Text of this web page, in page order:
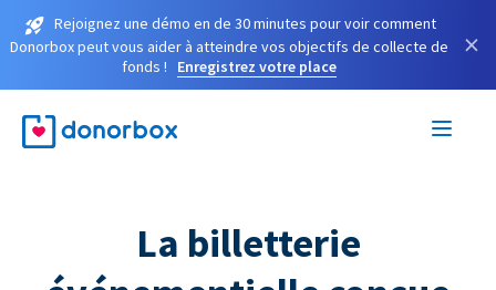
Rejoignez une démo en de 30 minutes pour voir comment
Donorbox peut vous aider à atteindre vos objectifs de collecte de
fonds !
Enregistrez votre place
×
La billetterie